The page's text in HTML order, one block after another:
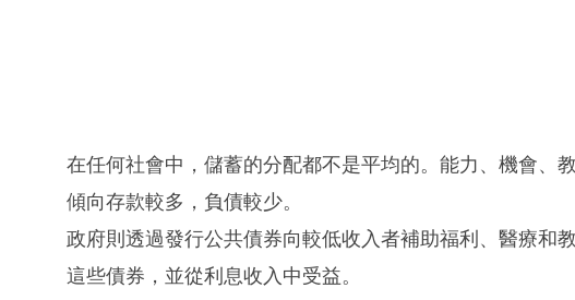
在任何社會中，儲蓄的分配都不是平均的。能力、機會、
傾向存款較多，負債較少。
政府則透過發行公共債券向較低收入者補助福利、醫療和
這些債券，並從利息收入中受益。